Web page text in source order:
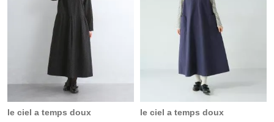
le ciel a temps doux
le ciel a temps doux